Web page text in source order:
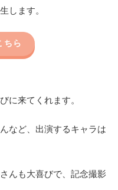
します。
ちら
に来てくれます。
など、出演するキャラは
んも大喜びで、記念撮影